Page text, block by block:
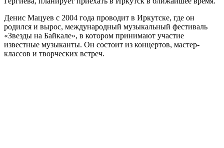
Денис Мацуев с 2004 года проводит в Иркутске, где он
родился и вырос, международный музыкальный фестиваль
«Звезды на Байкале», в котором принимают участие
известные музыканты. Он состоит из концертов, мастер-
классов и творческих встреч.